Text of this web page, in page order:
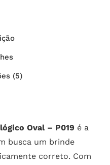
(5)
Oval – P019 é a
busca um brinde
correto. Com